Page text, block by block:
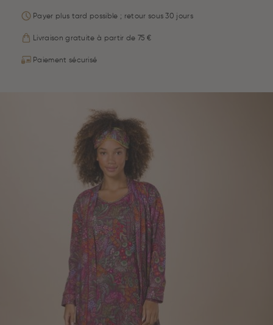
Payer plus tard possible ; retour sous 30 jours
Livraison gratuite à partir de 75 €
Paiement sécurisé